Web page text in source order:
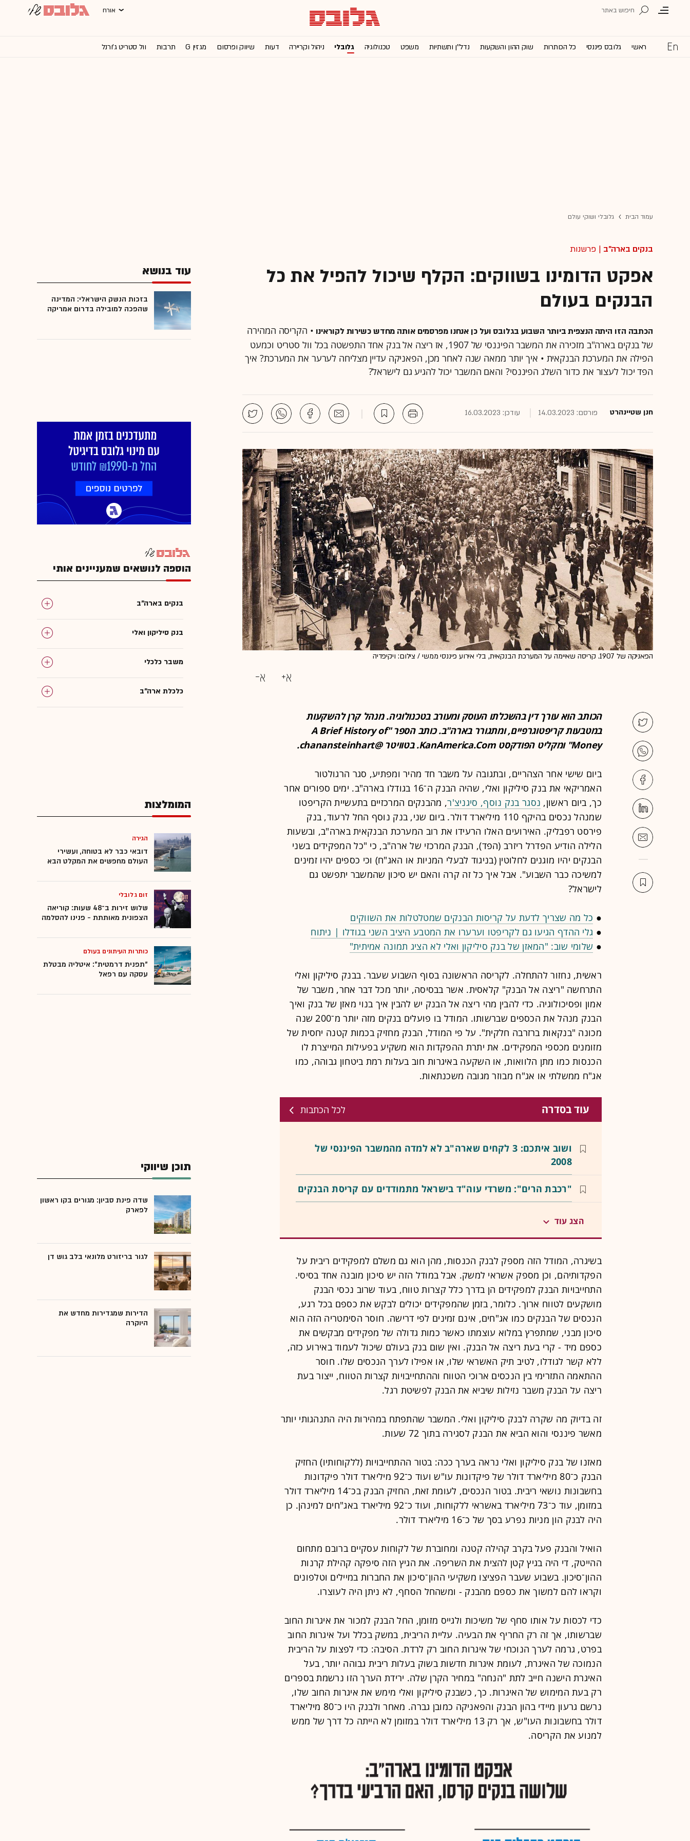
אורח
ראשי גלובס פיננסי כל הכותרות שוק ההון והשקעות נדל''ן ותשתיות משפט טכנולוגיה גלובלי ניהול וקריירה דעות שיווק ופרסום מגזין G תרבות וול סטריט ג'ורנל
עמוד הבית גלובלי ושוקי עולם
בנקים בארה"ב | פרשנות
אפקט הדומינו בשווקים: הקלף שיכול להפיל את כל
הבנקים בעולם
הכתבה הזו היתה הנצפית ביותר השבוע בגלובס ועל כן אנחנו מפרסמים אותה מחדש כשירות לקוראינו • הקריסה המהירה
של בנקים בארה"ב מזכירה את המשבר הפיננסי של 1907, אז ריצה אל בנק אחד התפשטה בכל וול סטריט וכמעט
הפילה את המערכת הבנקאית • איך יותר ממאה שנה לאחר מכן, הפאניקה עדיין מצליחה לערער את המערכת? איך
הפד יכול לעצור את כדור השלג הפיננסי? והאם המשבר יכול להגיע גם לישראל?
חנן שטיינהרט פורסם: 14.03.2023 עודכן: 16.03.2023
הפאניקה של 1907. קריסה שאיימה על המערכת הבנקאית, בלי אירוע פיננסי ממשי / צילום: ויקיפדיה
הכותב הוא עורך דין בהשכלתו העוסק ומעורב בטכנולוגיה. מנהל קרן להשקעות
במטבעות קריפטוגרפיים, ומתגורר בארה"ב. כותב הספר "A Brief History of
Money" ומקליט הפודקסט KanAmerica.Com. בטוויטר @chanansteinhart.
ביום שישי אחר הצהריים, ובתגובה על משבר חד מהיר ומפתיע, סגר הרגולטור
האמריקאי את בנק סיליקון ואלי, שהיה הבנק ה־16 בגודלו בארה"ב. ימים ספורים אחר
כך, ביום ראשון, נסגר בנק נוסף, סיגניצ'ר, מהבנקים המרכזיים בתעשיית הקריפטו
שמנהל נכסים בהיקף 110 מיליארד דולר. ביום שני, בנק נוסף החל לרעוד, בנק
פירסט רפבליק. האירועים האלו הרעידו את רוב המערכת הבנקאית בארה"ב, ובשעות
הלילה הודיע הפדרל ריזרב (הפד), הבנק המרכזי של ארה"ב, כי "כל המפקידים בשני
הבנקים יהיו מוגנים לחלוטין (בניגוד לבעלי המניות או האג"ח) וכי כספים יהיו זמינים
למשיכה כבר השבוע". אבל איך כל זה קרה והאם יש סיכון שהמשבר יתפשט גם
לישראל?
● כל מה שצריך לדעת על קריסות הבנקים שמטלטלות את השווקים
● גלי ההדף הגיעו גם לקריפטו וערערו את המטבע היציב השני בגודלו | ניתוח
● שלומי שוב: "המאזן של בנק סיליקון ואלי לא הציג תמונה אמיתית"
ראשית, נחזור להתחלה. לקריסה הראשונה בסוף השבוע שעבר. בבנק סיליקון ואלי
התרחשה "ריצה אל הבנק" קלאסית. אשר בבסיסה, יותר מכל דבר אחר, משבר של
אמון ופסיכולוגיה. כדי להבין מהי ריצה אל הבנק יש להבין איך בנוי מאזן של בנק ואיך
הבנק מנהל את הכספים שברשותו. המודל בו פועלים בנקים מזה יותר מ־200 שנה
מכונה "בנקאות ברזרבה חלקית". על פי המודל, הבנק מחזיק בכמות קטנה יחסית של
מזומנים מכספי המפקידים. את יתרת ההפקדות הוא משקיע בפעילות המייצרת לו
הכנסות כמו מתן הלוואות, או השקעה באיגרות חוב בעלות רמת ביטחון גבוהה, כמו
אג"ח ממשלתי או אג"ח מבוזר מגובה משכנתאות.
עוד בסדרה לכל הכתבות
ושוב איתכם: 3 לקחים שארה"ב לא למדה מהמשבר הפיננסי של
2008
"רכבת הרים": משרדי עוה"ד בישראל מתמודדים עם קריסת הבנקים
הצג עוד
בשיגרה, המודל הזה מספק לבנק הכנסות, מהן הוא גם משלם למפקידים ריבית על
הפקדותיהם, וכן מספק אשראי למשק. אבל במודל הזה יש סיכון מובנה אחד בסיסי.
התחייבויות הבנק למפקידים הן בדרך כלל קצרות טווח, בעוד שרוב נכסי הבנק
מושקעים לטווח ארוך. כלומר, בזמן שהמפקידים יכולים לבקש את כספם בכל רגע,
הנכסים של הבנקים כמו אג"חים, אינם זמינים לפי דרישה. חוסר הסימטריה הזה הוא
סיכון מבני, שמתפרץ במלוא עוצמתו כאשר כמות גדולה של מפקידים מבקשים את
כספם מיד - קרי בעת ריצה אל הבנק. ואין שום בנק בעולם שיכול לעמוד באירוע כזה,
ללא קשר לגודלו, לטיב תיק האשראי שלו, או אפילו לערך הנכסים שלו. חוסר
ההתאמה התזרימי בין הנכסים ארוכי הטווח וההתחייבויות קצרות הטווח, ייצור בעת
ריצה על הבנק משבר נזילות שיביא את הבנק לפשיטת רגל.
זה בדיוק מה שקרה לבנק סיליקון ואלי. המשבר שהתפתח במהירות היה התנהגותי יותר
מאשר פיננסי והוא הביא את הבנק לסגירה בתוך 72 שעות.
מאזנו של בנק סיליקון ואלי נראה בערך ככה: בטור ההתחייבויות (ללקוחותיו) החזיק
הבנק כ־80 מיליארד דולר של פיקדונות עו"ש ועוד כ־92 מיליארד דולר פיקדונות
בחשבונות נושאי ריבית. בטור הנכסים, לעומת זאת, החזיק הבנק בכ־14 מיליארד דולר
במזומן, עוד כ־73 מיליארד באשראי ללקוחות, ועוד כ־92 מיליארד באג"חים למינהן. כן
היה לבנק הון מניות נפרע בסך של כ־16 מיליארד דולר.
הואיל והבנק פעל בקרב קהילה קטנה ומחוברת של לקוחות עסקיים ברובם מתחום
ההייטק, די היה בגיץ קטן להצית את השריפה. את הגיץ הזה סיפקה קהילת קרנות
ההון־סיכון. בשבוע שעבר הפציצו משקיעי ההון־סיכון את החברות במיילים וטלפונים
וקראו להם למשוך את כספם מהבנק - ומשהחל הסחף, לא ניתן היה לעוצרו.
כדי לכסות על אותו סחף של משיכות ולגייס מזומן, החל הבנק למכור את איגרות החוב
שברשותו, אך זה רק החריף את הבעיה. עליית הריבית, במשק בכלל ועל איגרות החוב
בפרט, גרמה לערך הנוכחי של איגרות החוב רק לרדת. הסיבה: כדי לפצות על הריבית
הנמוכה של האיגרת, לעומת איגרות חדשות בשוק בעלות ריבית גבוהה יותר, בעל
האיגרת הישנה חייב לתת "הנחה" במחיר הקרן שלה. ירידת הערך הזו נרשמת בספרים
רק בעת המימוש של האיגרות. כך, כשבנק סיליקון ואלי מימש את איגרות החוב שלו,
נרשם גרעון מיידי בהון הבנק והפאניקה כמובן גברה. מאחר ולבנק היו כ־80 מיליארד
דולר בחשבונות העו"ש, אך רק 13 מיליארד דולר במזומן לא הייתה כל דרך של ממש
למנוע את הקריסה.
עוד בנושא
בזכות הנשק הישראלי: המדינה
שהפכה למובילה בדרום אמריקה
הוספה לנושאים שמעניינים אותי
בנקים בארה"ב
בנק סיליקון ואלי
משבר כלכלי
כלכלת ארה"ב
המומלצות
הגירה
דובאי כבר לא בטוחה, ועשירי
העולם מחפשים את המקלט הבא
זום גלובלי
שלוש זירות ב־48 שעות: קוריאה
הצפונית מאותתת - פנינו להסלמה
כותרות העיתונים בעולם
"תפנית דרמטית": איטליה מבטלת
עסקה עם רפאל
תוכן שיווקי
שדה פינת סביון: מגורים בקו ראשון
לפארק
לגור בריזורט מלונאי בלב גוש דן
הדירות שמגדירות מחדש את
היוקרה